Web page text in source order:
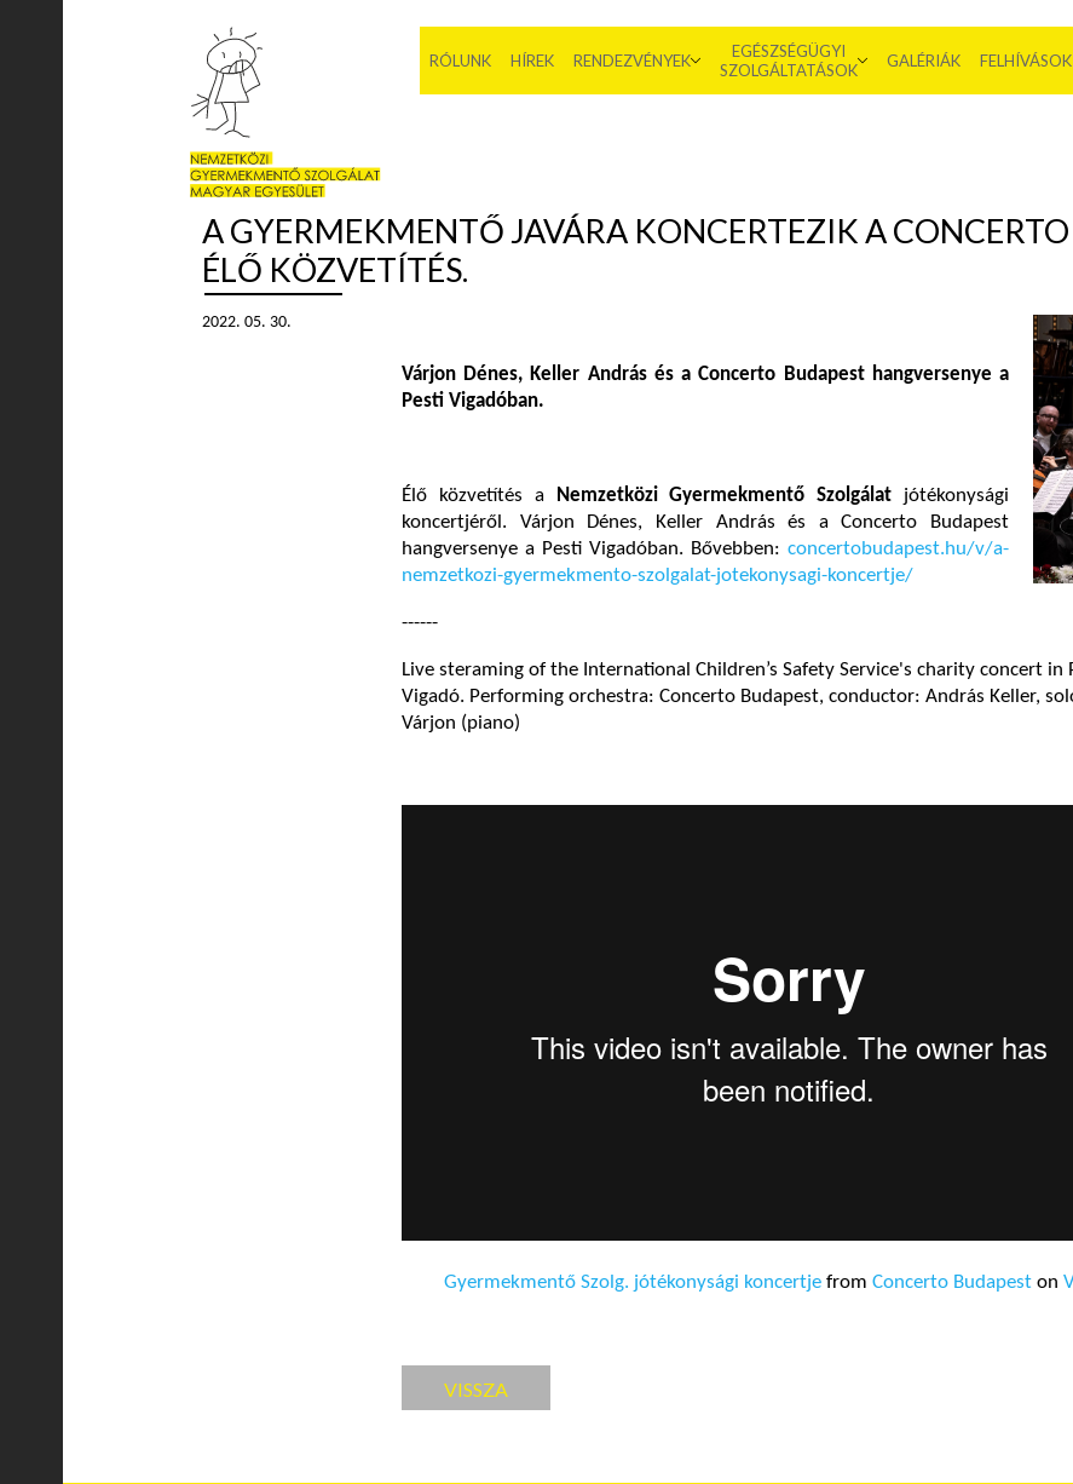
RÓLUNK HÍREK RENDEZVÉNYEK
EGÉSZSÉGÜGYI
SZOLGÁLTATÁSOK
GALÉRIÁK FELHÍVÁSOK
A GYERMEKMENTŐ JAVÁRA KONCERTEZIK A CONCERTO
ÉLŐ KÖZVETÍTÉS.
2022. 05. 30.
Várjon Dénes, Keller András és a Concerto Budapest hangversenye a
Pesti Vigadóban.
Élő közvetítés a Nemzetközi Gyermekmentő Szolgálat jótékonysági
koncertjéről. Várjon Dénes, Keller András és a Concerto Budapest
hangversenye a Pesti Vigadóban. Bővebben: concertobudapest.hu/v/a-
nemzetkozi-gyermekmento-szolgalat-jotekonysagi-koncertje/
------
Live steraming of the International Children’s Safety Service's charity concert in
Vigadó. Performing orchestra: Concerto Budapest, conductor: András Keller,
Várjon (piano)
Gyermekmentő Szolg. jótékonysági koncertjefrom Concerto Budapeston
VISSZA